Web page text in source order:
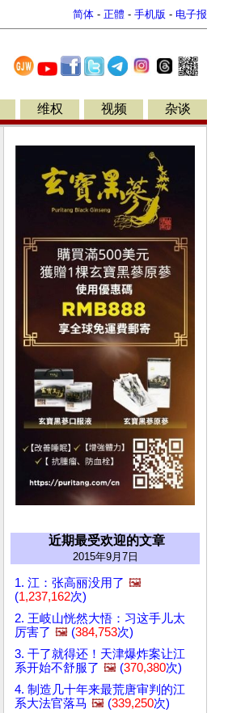
简体 - 正體 - 手机版 - 电子报
维权 视频 杂谈
近期最受欢迎的文章
2015年9月7日
1. 江：张高丽没用了 🖼️
(1,237,162次)
2. 王岐山恍然大悟：习这手儿太
厉害了 🖼️ (384,753次)
3. 干了就得还！天津爆炸案让江
系开始不舒服了 🖼️ (370,380次)
4. 制造几十年来最荒唐审判的江
系大法官落马 🖼️ (339,250次)